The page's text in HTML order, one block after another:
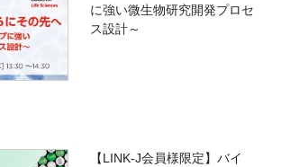
に強い微生物研究開発プロセ
ス設計～
【LINK-J会員様限定】バイ